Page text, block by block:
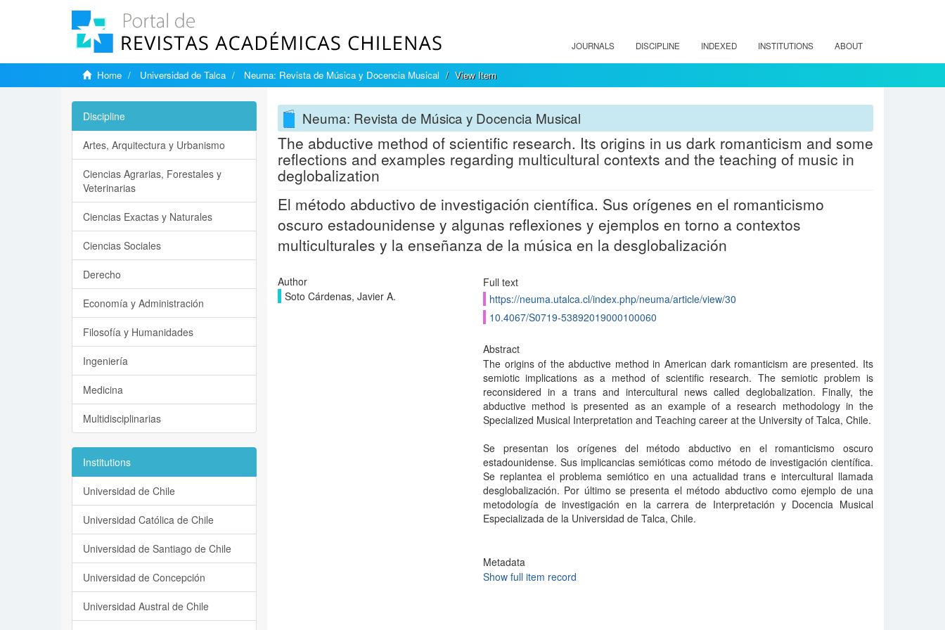
JOURNALS DISCIPLINE INDEXED INSTITUTIONS ABOUT
Home Universidad de Talca Neuma: Revista de Música y Docencia Musical View Item
Neuma: Revista de Música y Docencia Musical
The abductive method of scientific research. Its origins in us dark romanticism and some
reflections and examples regarding multicultural contexts and the teaching of music in
deglobalization
El método abductivo de investigación científica. Sus orígenes en el romanticismo
oscuro estadounidense y algunas reflexiones y ejemplos en torno a contextos
multiculturales y la enseñanza de la música en la desglobalización
Author
Soto Cárdenas, Javier A.
Full text
https://neuma.utalca.cl/index.php/neuma/article/view/30
10.4067/S0719-53892019000100060
Abstract
The origins of the abductive method in American dark romanticism are presented. Its
semiotic implications as a method of scientific research. The semiotic problem is
reconsidered in a trans and intercultural news called deglobalization. Finally, the
abductive method is presented as an example of a research methodology in the
Specialized Musical Interpretation and Teaching career at the University of Talca, Chile.
Se presentan los orígenes del método abductivo en el romanticismo oscuro
estadounidense. Sus implicancias semióticas como método de investigación científica.
Se replantea el problema semiótico en una actualidad trans e intercultural llamada
desglobalización. Por último se presenta el método abductivo como ejemplo de una
metodología de investigación en la carrera de Interpretación y Docencia Musical
Especializada de la Universidad de Talca, Chile.
Metadata
Show full item record
Discipline
Artes, Arquitectura y Urbanismo
Ciencias Agrarias, Forestales y
Veterinarias
Ciencias Exactas y Naturales
Ciencias Sociales
Derecho
Economía y Administración
Filosofía y Humanidades
Ingeniería
Medicina
Multidisciplinarias
Institutions
Universidad de Chile
Universidad Católica de Chile
Universidad de Santiago de Chile
Universidad de Concepción
Universidad Austral de Chile